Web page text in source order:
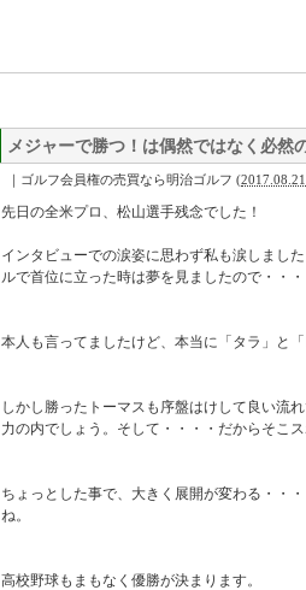
メジャーで勝つ！は偶然ではなく必然
｜ゴルフ会員権の売買なら明治ゴルフ (
先日の全米プロ、松山選手残念でした！
インタビューでの涙姿に思わず私も涙しまし
ルで首位に立った時は夢を見ましたので・・
本人も言ってましたけど、本当に「タラ」と「
しかし勝ったトーマスも序盤はけして良い流
力の内でしょう。そして・・・・だからそこ
ちょっとした事で、大きく展開が変わる・・
ね。
高校野球もまもなく優勝が決まります。